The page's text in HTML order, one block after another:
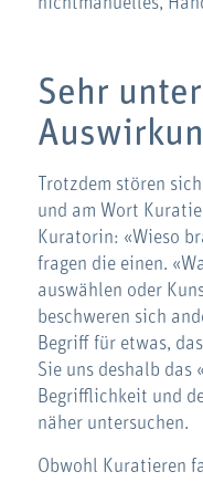
Sehr
Trotzdem stören
und am Wort
Kuratorin: «Wieso
fragen die einen.
auswählen oder
beschweren sich
Begriff für etwas,
Sie uns deshalb das
Begrifflichkeit und
näher untersuchen.
Obwohl Kuratieren